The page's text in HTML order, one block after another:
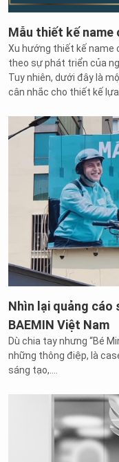
Mẫu thiết kế name
Xu hướng thiết kế
theo sự phát triển của
Tuy nhiên, dưới đây là
cân nhắc cho thiết kế
Nhìn lại quảng cáo
BAEMIN Việt Nam
Dù chia tay nhưng “Bé
những thông điệp, là
sáng tạo,....